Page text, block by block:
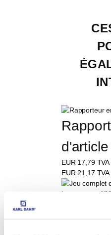
EUR 17,79
EUR 21,17
Étoile